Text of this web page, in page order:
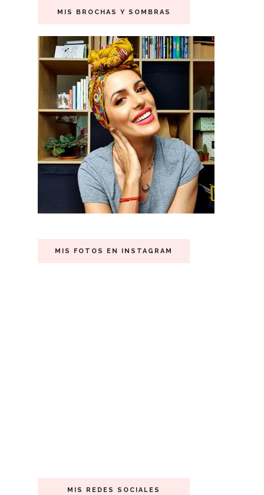
MIS BROCHAS Y SOMBRAS
MIS FOTOS EN INSTAGRAM
MIS REDES SOCIALES